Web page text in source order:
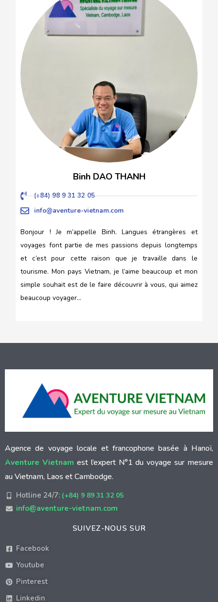
Binh DAO THANH
(+84) 98 9 31 32 05
info@aventure-vietnam.com
Bonjour ! Je m’appelle Binh. Langues étrangères et
voyages font partie de mes passions depuis longtemps
et c’est pour cette raison que je travaille dans le
tourisme. Mon pays Vietnam, je l’aime beaucoup et mon
simple souhait est de le faire découvrir à vous, qui aimez
beaucoup voyager…
Agence de voyage locale et francophone basée à Hanoï,
Aventure Vietnam est l’expert N°1 du voyage sur mesure
au Vietnam, Laos et Cambodge.
Hotline 24/7: (+84) 9 89 31 32 05
info@aventure-vietnam.com
SUIVEZ-NOUS SUR
Facebook
Youtube
Pinterest
Linkedin